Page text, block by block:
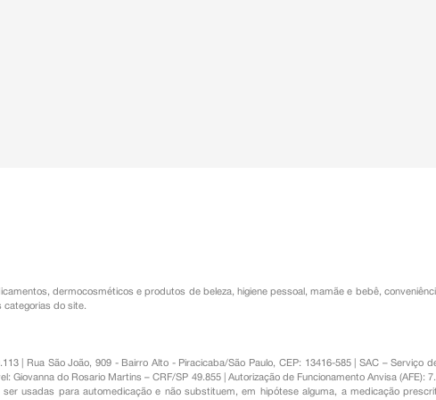
o aparecimento de reações
,dermocosméticos e produtos de beleza, higiene pessoal ,mamãe e bebê,
categorias do site.
| Rua São João, 909 - Bairro Alto - Piracicaba/São Paulo, CEP: 13416-585 | SAC –
Giovanna do Rosario Martins – CRF/SP 49.855 | Autorização de Funcionamento Anvisa (AFE):
usadas para automedicação e não substituem, em hipótese alguma, a medicação